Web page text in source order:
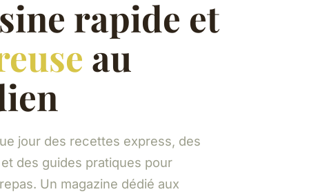
rapide et
au
jour des recettes express, des
des guides pratiques pour
Un magazine dédié aux